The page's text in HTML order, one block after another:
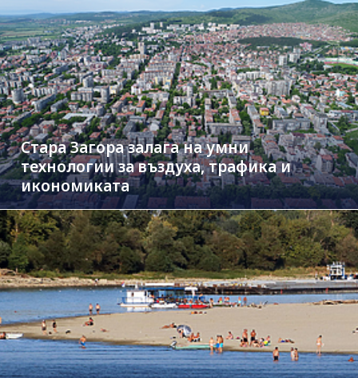
Стара Загора залага на умни
технологии за въздуха, трафика и
икономиката